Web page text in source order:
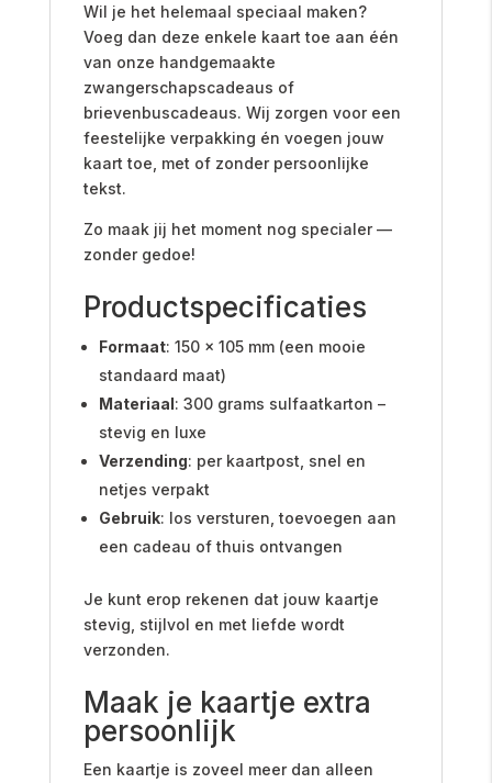
Wil je het helemaal speciaal maken?
Voeg dan deze enkele kaart toe aan één
van onze handgemaakte
zwangerschapscadeaus of
brievenbuscadeaus. Wij zorgen voor een
feestelijke verpakking én voegen jouw
kaart toe, met of zonder persoonlijke
tekst.
Zo maak jij het moment nog specialer —
zonder gedoe!
Productspecificaties
Formaat: 150 x 105 mm (een mooie
standaard maat)
Materiaal: 300 grams sulfaatkarton –
stevig en luxe
Verzending: per kaartpost, snel en
netjes verpakt
Gebruik: los versturen, toevoegen aan
een cadeau of thuis ontvangen
Je kunt erop rekenen dat jouw kaartje
stevig, stijlvol en met liefde wordt
verzonden.
Maak je kaartje extra
persoonlijk
Een kaartje is zoveel meer dan alleen